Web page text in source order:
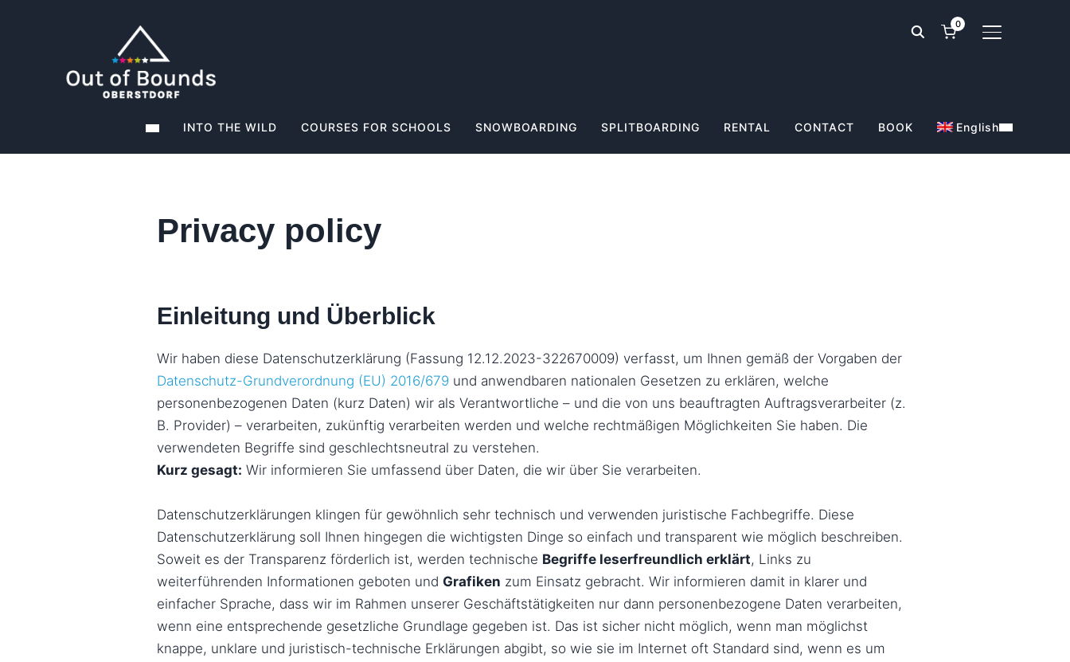
TOGGLE
0
INTO THE WILD COURSES FOR SCHOOLS SNOWBOARDING SPLITBOARDING RENTAL CONTACT BOOK English
Privacy policy
Einleitung und Überblick
Wir haben diese Datenschutzerklärung (Fassung 12.12.2023-322670009) verfasst, um Ihnen gemäß der Vorgaben der
Datenschutz-Grundverordnung (EU) 2016/679 und anwendbaren nationalen Gesetzen zu erklären, welche
personenbezogenen Daten (kurz Daten) wir als Verantwortliche – und die von uns beauftragten Auftragsverarbeiter (z.
B. Provider) – verarbeiten, zukünftig verarbeiten werden und welche rechtmäßigen Möglichkeiten Sie haben. Die
verwendeten Begriffe sind geschlechtsneutral zu verstehen.
Kurz gesagt: Wir informieren Sie umfassend über Daten, die wir über Sie verarbeiten.
Datenschutzerklärungen klingen für gewöhnlich sehr technisch und verwenden juristische Fachbegriffe. Diese
Datenschutzerklärung soll Ihnen hingegen die wichtigsten Dinge so einfach und transparent wie möglich beschreiben.
Soweit es der Transparenz förderlich ist, werden technische Begriffe leserfreundlich erklärt, Links zu
weiterführenden Informationen geboten und Grafiken zum Einsatz gebracht. Wir informieren damit in klarer und
einfacher Sprache, dass wir im Rahmen unserer Geschäftstätigkeiten nur dann personenbezogene Daten verarbeiten,
wenn eine entsprechende gesetzliche Grundlage gegeben ist. Das ist sicher nicht möglich, wenn man möglichst
knappe, unklare und juristisch-technische Erklärungen abgibt, so wie sie im Internet oft Standard sind, wenn es um